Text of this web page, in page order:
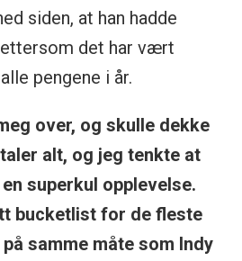
siden, at han hadde
det har vært
pengene i år.
over, og skulle dekke
alt, og jeg tenkte at
superkul opplevelse.
bucketlist for de fleste
samme måte som Indy